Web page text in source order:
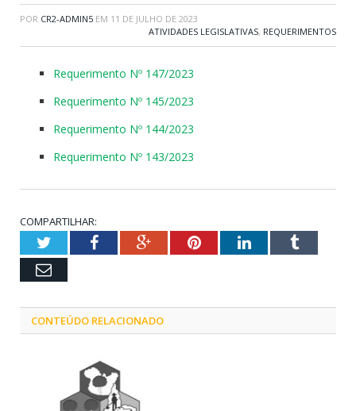
POR CR2-ADMIN5 EM 11 DE JULHO DE 2023
ATIVIDADES LEGISLATIVAS, REQUERIMENTOS
Requerimento Nº 147/2023
Requerimento Nº 145/2023
Requerimento Nº 144/2023
Requerimento Nº 143/2023
COMPARTILHAR:
TwitterFacebookGoogle+PinterestLinkedInTumblr
Email
CONTEÚDO RELACIONADO